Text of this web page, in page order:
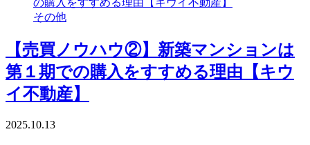
その他
【売買ノウハウ②】新築マンションは
第１期での購入をすすめる理由【キウ
イ不動産】
2025.10.13